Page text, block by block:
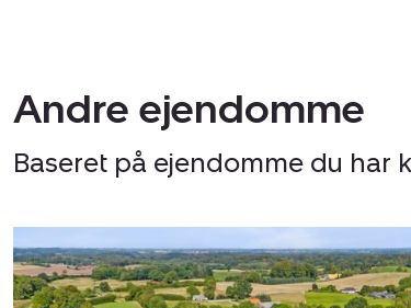
Andre ejendomme
Baseret på ejendomme du har
Middelfartvej
635,